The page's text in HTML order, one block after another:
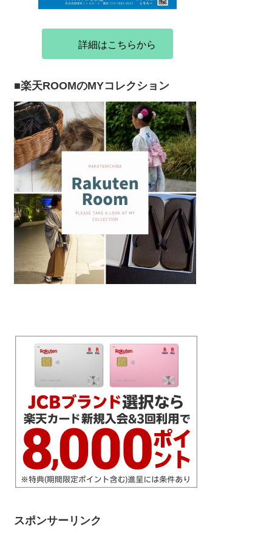
詳細はこちらから
■楽天ROOMのMYコレクション
スポンサーリンク